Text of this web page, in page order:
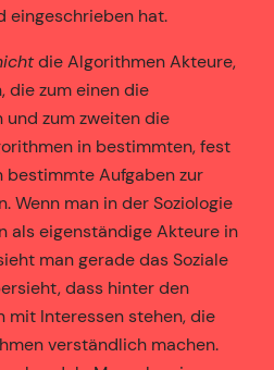
eingeschrieben hat.
die Algorithmen Akteure,
die zum einen die
zum zweiten die
in bestimmten, fest
Aufgaben zur
Wenn man in der Soziologie
als eigenständige Akteure in
man gerade das Soziale
dass hinter den
mit Interessen stehen, die
verständlich machen.